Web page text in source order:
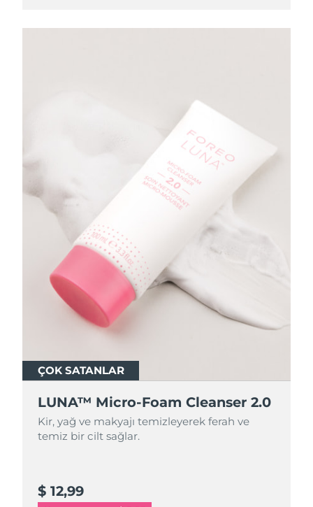
ÇOK SATANLAR
LUNA™ Micro-Foam Cleanser 2.0
Kir, yağ ve makyajı temizleyerek ferah ve
temiz bir cilt sağlar.
$ 12,99
ÇOK SATANLAR
LUNA™ Micro-Foam Cleanser 2.0
Kir, yağ ve makyajı temizleyerek ferah ve
temiz bir cilt sağlar.
$ 44,9